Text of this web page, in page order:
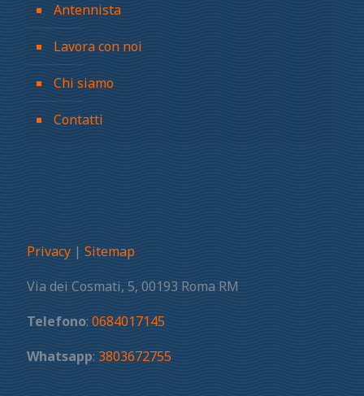
Antennista
Lavora con noi
Chi siamo
Contatti
Privacy | Sitemap
Via dei Cosmati, 5, 00193 Roma RM
Telefono: 0684017145
Whatsapp: 3803672755